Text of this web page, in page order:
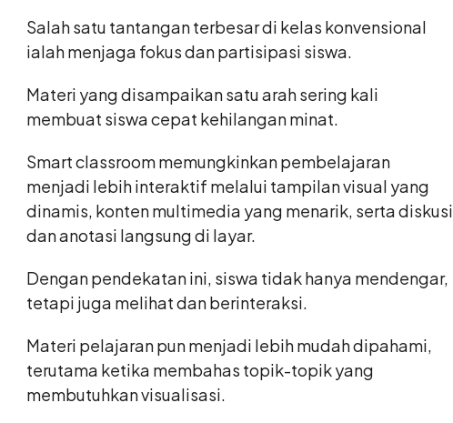
Salah satu tantangan terbesar di kelas konvensional
ialah menjaga fokus dan partisipasi siswa.
Materi yang disampaikan satu arah sering kali
membuat siswa cepat kehilangan minat.
Smart classroom memungkinkan pembelajaran
menjadi lebih interaktif melalui tampilan visual yang
dinamis, konten multimedia yang menarik, serta diskusi
dan anotasi langsung di layar.
Dengan pendekatan ini, siswa tidak hanya mendengar,
tetapi juga melihat dan berinteraksi.
Materi pelajaran pun menjadi lebih mudah dipahami,
terutama ketika membahas topik-topik yang
membutuhkan visualisasi.